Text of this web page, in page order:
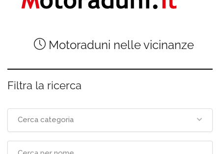
Motoraduni nelle vicinanze
Filtra la ricerca
Cerca categoria